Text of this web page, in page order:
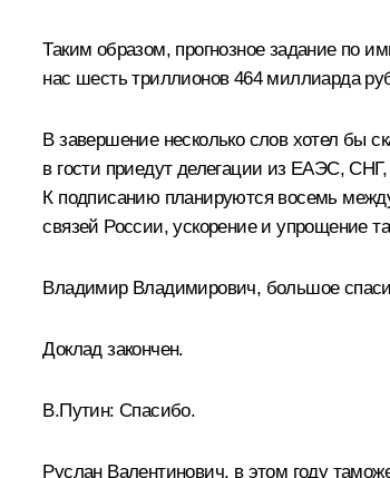
Таким образом, прогнозное задание по
нас шесть триллионов 464 миллиарда
В завершение несколько слов хотел бы
в гости приедут делегации из ЕАЭС,
К подписанию планируются восемь
связей России, ускорение и упрощение
Владимир Владимирович, большое
Доклад закончен.
В.Путин: Спасибо.
Руслан Валентинович, в этом году